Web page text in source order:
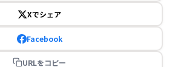
Xでシェア
Facebook
URLをコピー